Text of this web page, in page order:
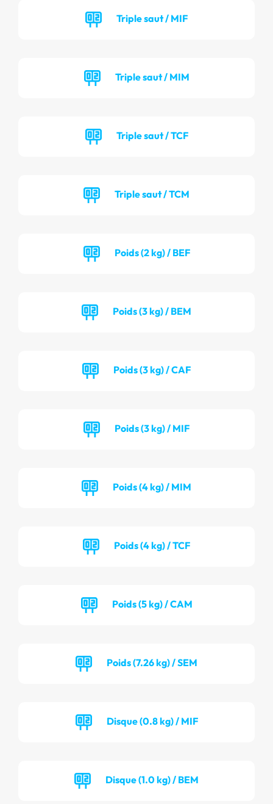
Triple saut / MIF
Triple saut / MIM
Triple saut / TCF
Triple saut / TCM
Poids (2 kg) / BEF
Poids (3 kg) / BEM
Poids (3 kg) / CAF
Poids (3 kg) / MIF
Poids (4 kg) / MIM
Poids (4 kg) / TCF
Poids (5 kg) / CAM
Poids (7.26 kg) / SEM
Disque (0.8 kg) / MIF
Disque (1.0 kg) / BEM